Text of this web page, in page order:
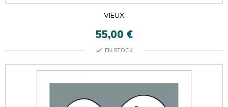
VIEUX
55,00 €
check EN STOCK